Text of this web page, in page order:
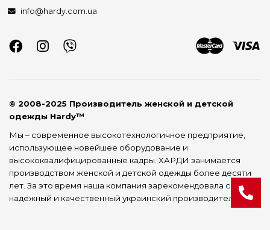
info@hardy.com.ua
© 2008-2025 Производитель женской и детской
одежды Hardy™
Мы – современное высокотехнологичное предприятие,
использующее новейшее оборудование и
высококвалифицированные кадры. ХАРДИ занимается
производством женской и детской одежды более десяти
лет. За это время наша компания зарекомендовала себя как
надежный и качественный украинский производитель.